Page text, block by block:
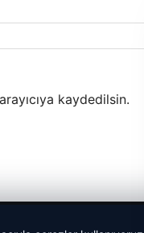
kaydedilsin.